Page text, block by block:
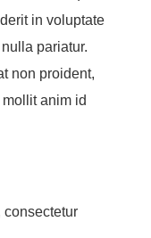
in voluptate
pariatur.
non proident,
anim id
consectetur